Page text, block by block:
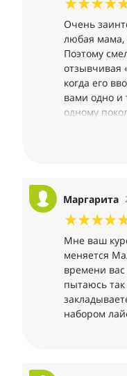
Очень
любая мама,
Поэтому
отзывчивая
когда его
вами одно и
одному
разобрали
Маргарита
Мне ваш
меняется
времени
пытаюсь так
набором